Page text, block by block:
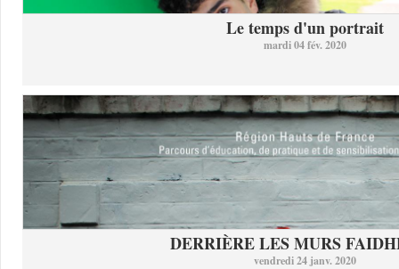
Le temps d'un portrait
mardi 04 fév. 2020
DERRIÈRE LES MURS
vendredi 24 janv. 2020